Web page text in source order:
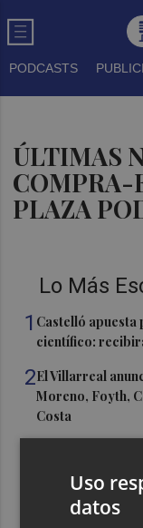
PODCASTS
ÚLTIMAS
COMPRA-
PLAZA
Lo Más
1 Castelló
científico:
2El Villarreal
Moreno, Foyth,
Costa
San Javier da
Uso
datos